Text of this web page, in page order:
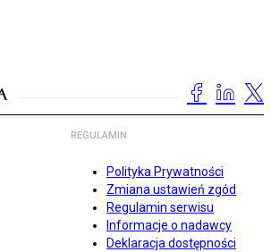
REGULAMIN
Polityka Prywatności
Zmiana ustawień zgód
Regulamin serwisu
Informacje o nadawcy
Deklaracja dostępności